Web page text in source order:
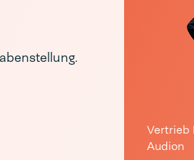
Vertrieb
Audion